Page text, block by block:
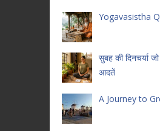
Yogavasistha
सुबह की दिनचर्या
आदतें
A Journey to